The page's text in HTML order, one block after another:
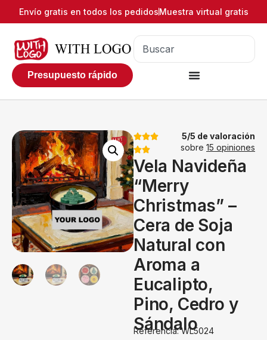
Envío gratis en todos los pedidosMuestra virtual gratis
Presupuesto rápido
5/5 de valoración
sobre 15 opiniones
Vela Navideña
“Merry
Christmas” –
Cera de Soja
Natural con
Aroma a
Eucalipto,
Pino, Cedro y
Sándalo
Referencia: WL5024